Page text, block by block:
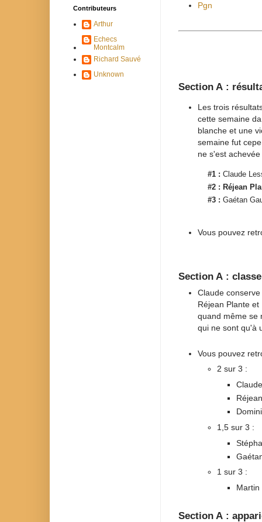
Pgn
Section A :
Les trois
cette semaine
blanche et une
semaine fut
ne s'est
#1 : Claude
#2 : Réjean
#3 : Gaétan
Vous pouvez
Section A :
Claude
Réjean Plante
quand même se
qui ne sont qu'à
Vous pouvez
2 sur 3 :
1,5 sur 3 :
1 sur 3 :
Section A :
Contributeurs
Arthur
Echecs
Montcalm
Richard Sauvé
Unknown